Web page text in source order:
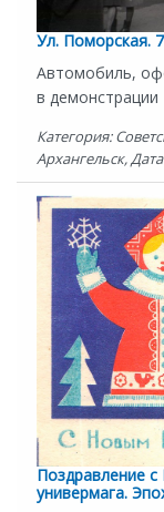
Ул. Поморская.
Автомобиль,
в демонстрации
Категория:
Архангельск,
Поздравление
универмага.